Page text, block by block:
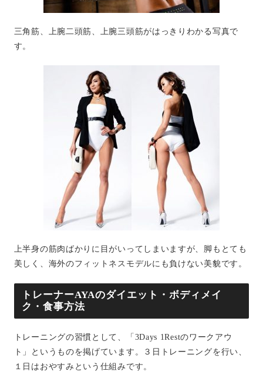
三角筋、上腕二頭筋、上腕三頭筋がはっきりわかる写真で
す。
上半身の筋肉ばかりに目がいってしまいますが、脚もとても
美しく、海外のフィットネスモデルにも負けない美貌です。
トレーナーAYAのダイエット・ボディメイ
ク・食事方法
トレーニングの習慣として、「3Days 1Restのワークアウ
ト」というものを掲げています。３日トレーニングを行い、
１日はおやすみという仕組みです。